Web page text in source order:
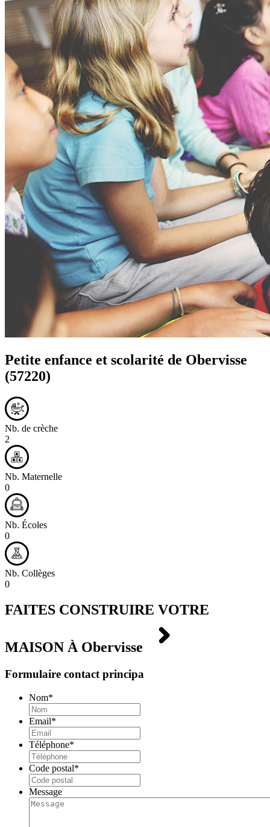
Petite enfance et scolarité de Obervisse
(57220)
Nb. de crèche
2
Nb. Maternelle
0
Nb. Écoles
0
Nb. Collèges
0
FAITES CONSTRUIRE VOTRE
MAISON À Obervisse
Formulaire contact principa
Nom*
Email*
Téléphone*
Code postal*
Message